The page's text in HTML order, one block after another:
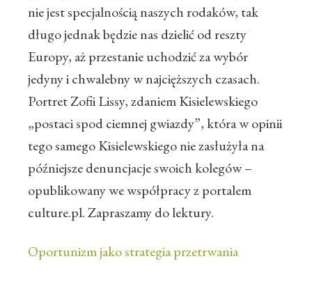
nie jest specjalnością naszych rodaków, tak
długo jednak będzie nas dzielić od reszty
Europy, aż przestanie uchodzić za wybór
jedyny i chwalebny w najcięższych czasach.
Portret Zofii Lissy, zdaniem Kisielewskiego
„postaci spod ciemnej gwiazdy”, która w opinii
tego samego Kisielewskiego nie zasłużyła na
późniejsze denuncjacje swoich kolegów –
opublikowany we współpracy z portalem
culture.pl. Zapraszamy do lektury.
Oportunizm jako strategia przetrwania